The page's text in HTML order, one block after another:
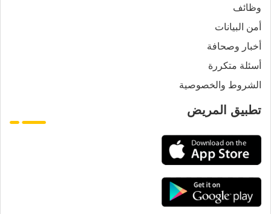
وظائف
أمن البيانات
أخبار وصحافة
أسئلة متكررة
الشروط والخصوصية
تطبيق المريض